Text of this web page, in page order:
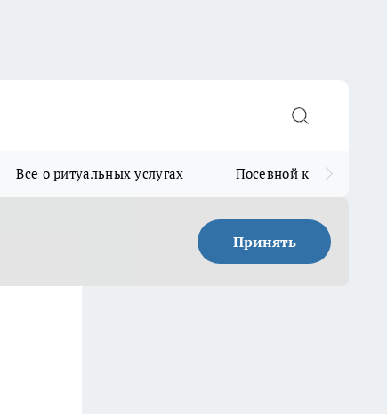
Все о ритуальных услугах Посевной календарь
Принять